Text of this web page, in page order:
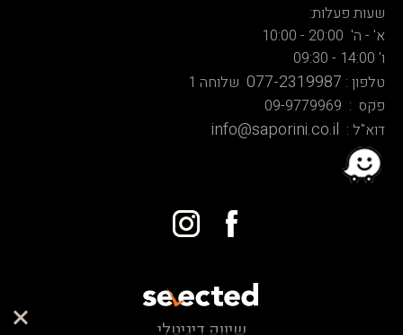
שעות פעלות:
א' - ה' 20:00 - 10:00
ו' 14:00 - 09:30
טלפון : 077-2319987 שלוחה 1
פקס : 09-9779969
דוא"ל : info@saporini.co.il
שיווק דיגיטלי